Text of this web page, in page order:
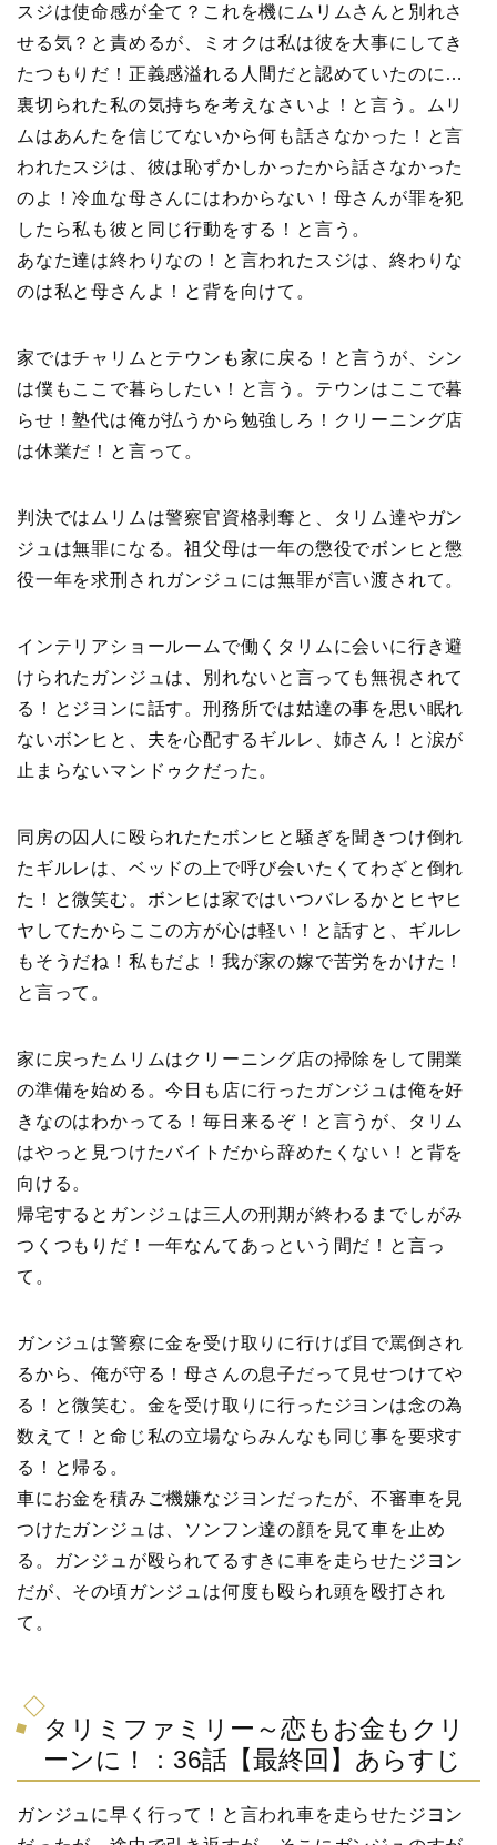
スジは使命感が全て？これを機にムリムさんと別れさ
せる気？と責めるが、ミオクは私は彼を大事にしてき
たつもりだ！正義感溢れる人間だと認めていたのに…
裏切られた私の気持ちを考えなさいよ！と言う。ムリ
ムはあんたを信じてないから何も話さなかった！と言
われたスジは、彼は恥ずかしかったから話さなかった
のよ！冷血な母さんにはわからない！母さんが罪を犯
したら私も彼と同じ行動をする！と言う。
あなた達は終わりなの！と言われたスジは、終わりな
のは私と母さんよ！と背を向けて。
家ではチャリムとテウンも家に戻る！と言うが、シン
は僕もここで暮らしたい！と言う。テウンはここで暮
らせ！塾代は俺が払うから勉強しろ！クリーニング店
は休業だ！と言って。
判決ではムリムは警察官資格剥奪と、タリム達やガン
ジュは無罪になる。祖父母は一年の懲役でボンヒと懲
役一年を求刑されガンジュには無罪が言い渡されて。
インテリアショールームで働くタリムに会いに行き避
けられたガンジュは、別れないと言っても無視されて
る！とジヨンに話す。刑務所では姑達の事を思い眠れ
ないボンヒと、夫を心配するギルレ、姉さん！と涙が
止まらないマンドゥクだった。
同房の囚人に殴られたたボンヒと騒ぎを聞きつけ倒れ
たギルレは、ベッドの上で呼び会いたくてわざと倒れ
た！と微笑む。ボンヒは家ではいつバレるかとヒヤヒ
ヤしてたからここの方が心は軽い！と話すと、ギルレ
もそうだね！私もだよ！我が家の嫁で苦労をかけた！
と言って。
家に戻ったムリムはクリーニング店の掃除をして開業
の準備を始める。今日も店に行ったガンジュは俺を好
きなのはわかってる！毎日来るぞ！と言うが、タリム
はやっと見つけたバイトだから辞めたくない！と背を
向ける。
帰宅するとガンジュは三人の刑期が終わるまでしがみ
つくつもりだ！一年なんてあっという間だ！と言っ
て。
ガンジュは警察に金を受け取りに行けば目で罵倒され
るから、俺が守る！母さんの息子だって見せつけてや
る！と微笑む。金を受け取りに行ったジヨンは念の為
数えて！と命じ私の立場ならみんなも同じ事を要求す
る！と帰る。
車にお金を積みご機嫌なジヨンだったが、不審車を見
つけたガンジュは、ソンフン達の顔を見て車を止め
る。ガンジュが殴られてるすきに車を走らせたジヨン
だが、その頃ガンジュは何度も殴られ頭を殴打され
て。
タリミファミリー～恋もお金もクリ
ーンに！：36話【最終回】あらすじ
ガンジュに早く行って！と言われ車を走らせたジヨン